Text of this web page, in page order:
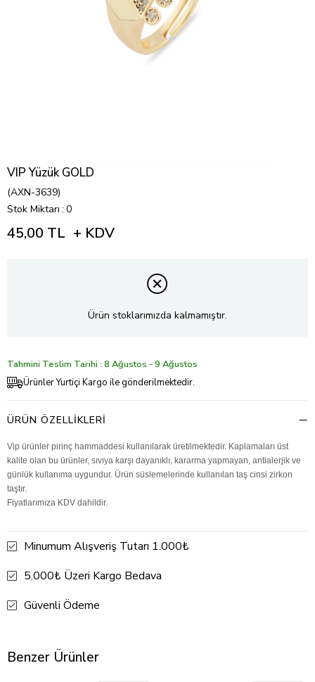
VIP Yüzük GOLD
(AXN-3639)
Stok Miktarı : 0
45,00 TL + KDV
Ürün stoklarımızda kalmamıştır.
Tahmini Teslim Tarihi : 8 Ağustos - 9 Ağustos
Ürünler Yurtiçi Kargo ile gönderilmektedir.
ÜRÜN ÖZELLIKLERI
Vip ürünler pirinç hammaddesi kullanılarak üretilmektedir. Kaplamaları üst
kalite olan bu ürünler, sıvıya karşı dayanıklı, kararma yapmayan, antialerjik ve
günlük kullanıma uygundur. Ürün süslemelerinde kullanılan taş cinsi zirkon
taştır.
Fiyatlarımıza KDV dahildir.
Minumum Alışveriş Tutarı 1.000₺
5.000₺ Üzeri Kargo Bedava
Güvenli Ödeme
Benzer Ürünler